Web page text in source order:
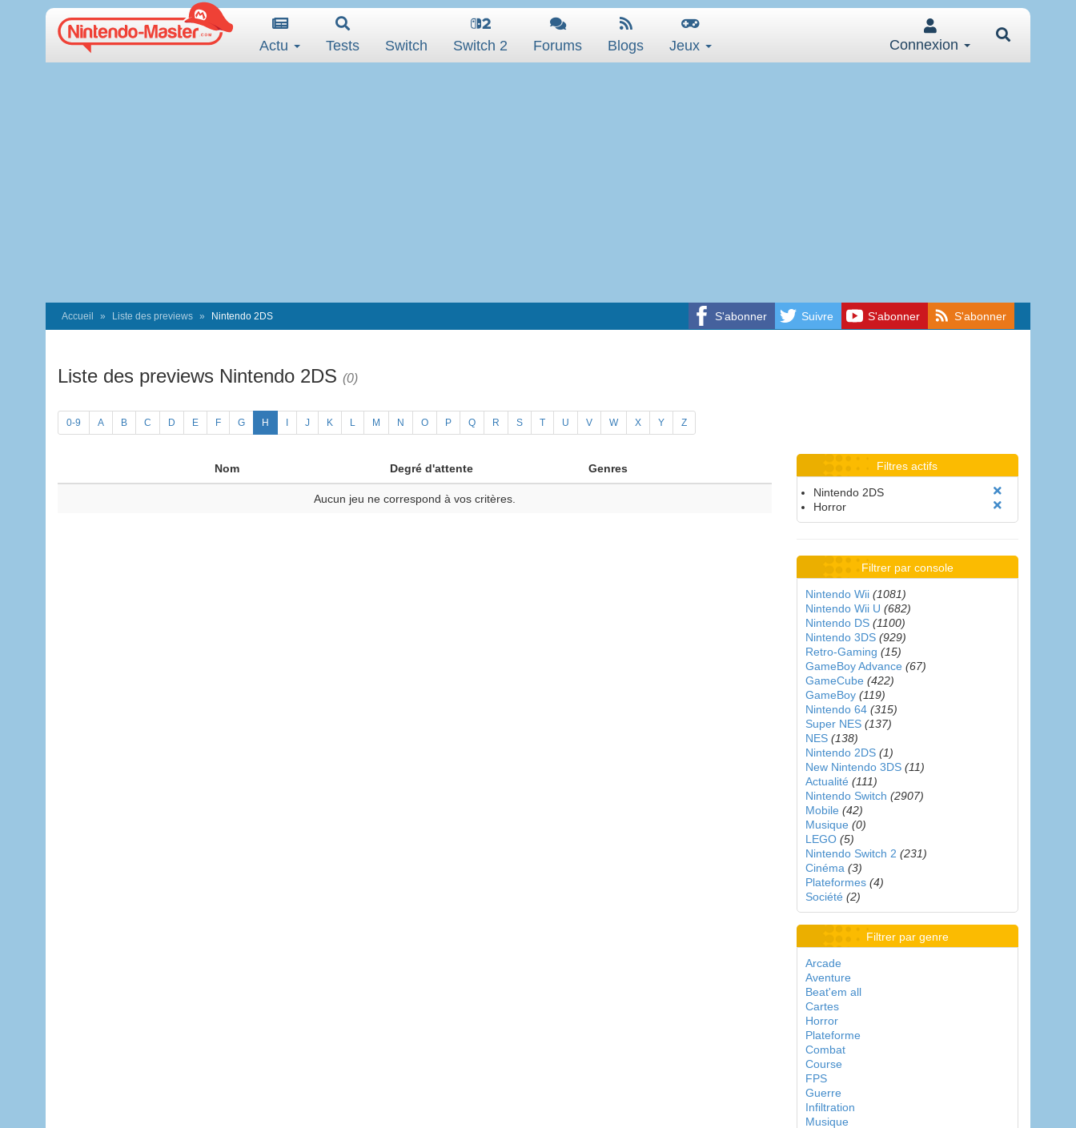
Actu Tests Switch Switch 2 Forums Blogs Jeux Connexion
S'abonner Suivre S'abonner S'abonner
Accueil Liste des previews Nintendo 2DS
Liste des previews Nintendo 2DS (0)
0-9 A B C D E F G H J K L M N O P Q R S T U V W X Y Z
Nom Degré d'attente Genres
Aucun jeu ne correspond à vos critères.
Filtres actifs
Nintendo 2DS
Horror
Filtrer par console
Nintendo Wii (1081)
Nintendo Wii U (682)
Nintendo DS (1100)
Nintendo 3DS (929)
Retro-Gaming (15)
GameBoy Advance (67)
GameCube (422)
GameBoy (119)
Nintendo 64 (315)
Super NES (137)
NES (138)
Nintendo 2DS (1)
New Nintendo 3DS (11)
Actualité (111)
Nintendo Switch (2907)
Mobile (42)
Musique (0)
LEGO (5)
Nintendo Switch 2 (231)
Cinéma (3)
Plateformes (4)
Société (2)
Filtrer par genre
Arcade
Aventure
Beat'em all
Cartes
Horror
Plateforme
Combat
Course
FPS
Guerre
Infiltration
Musique